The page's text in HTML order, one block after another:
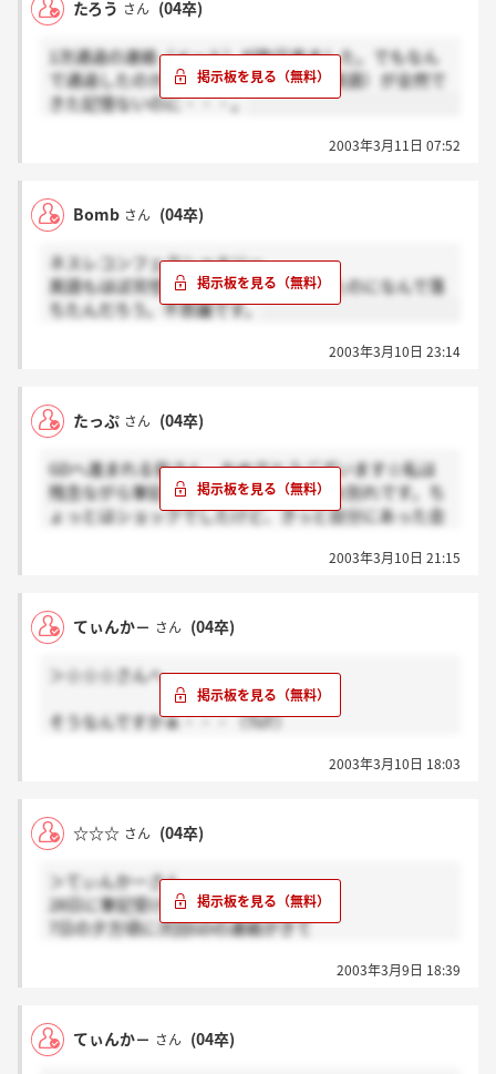
たろう さん (04卒)
1次通過の連絡（メール）が昨日来ました。でもなん
で通過したのか疑問です。筆記（特に英語）が全然で
きた記憶ないのに・・・。
2003年3月11日 07:52
Bomb さん (04卒)
ネスレコンフェクショナリー
英語もほぼ完璧にできたし筆記もできたのになんで落
ちたんだろう。不思議です。
2003年3月10日 23:14
たっぷ さん (04卒)
GDへ進まれる皆さん、おめでとうございます☆私は
残念ながら筆記を突破できず、ここでお別れです。ち
ょっとはショックでしたけど、きっと自分にあった会
ずに次に行きますね。みんなが自分にぴったり合った
2003年3月10日 21:15
てぃんか－ さん (04卒)
＞☆☆☆さんへ
そうなんですかぁ・・・（ToT）
それにしても4グループとかいって少ない！！
頑張ってください！！
2003年3月10日 18:03
☆☆☆ さん (04卒)
＞てぃんかーさん
28日に筆記受けましたが
7日の夕方頃に次回GDの連絡がきて
説明会で人事の方も筆記でかなり絞りますって
おっしゃってましたしね。
2003年3月9日 18:39
てぃんか－ さん (04卒)